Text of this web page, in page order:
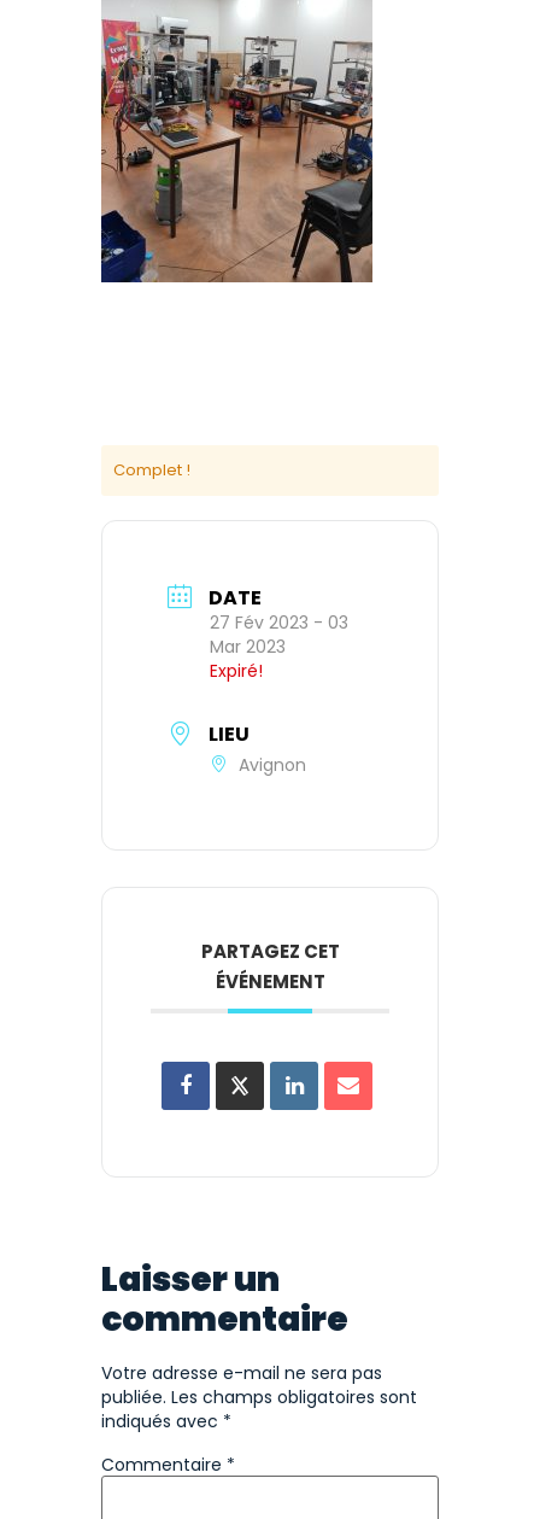
Complet !
DATE
27 Fév 2023 - 03
Mar 2023
Expiré!
LIEU
Avignon
PARTAGEZ CET
ÉVÉNEMENT
Laisser un
commentaire
Votre adresse e-mail ne sera pas
publiée. Les champs obligatoires sont
indiqués avec *
Commentaire *